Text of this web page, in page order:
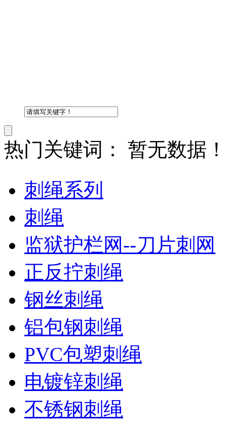
热门关键词：
暂无数据！
刺绳系列
刺绳
监狱护栏网--刀片刺网
正反拧刺绳
钢丝刺绳
铝包钢刺绳
PVC包塑刺绳
电镀锌刺绳
不锈钢刺绳